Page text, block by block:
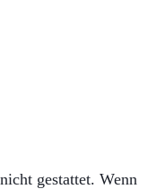
gestattet. Wenn